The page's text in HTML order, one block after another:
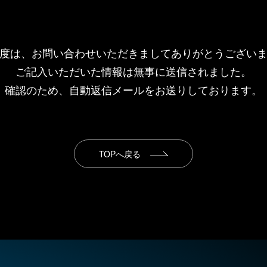
は、お問い合わせいただきましてありがとうござい
ご記入いただいた情報は無事に送信されました。
確認のため、自動返信メールをお送りしております。
TOPへ戻る